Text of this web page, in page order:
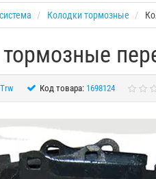
Колодки тормозные
Trw Код товара: 1698124